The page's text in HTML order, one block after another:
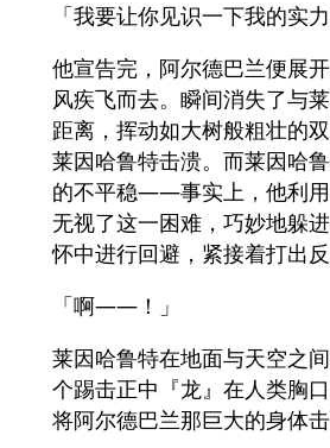
「我要让你见识一下我的实力
他宣告完，阿尔德巴兰便展
风疾飞而去。瞬间消失了与
距离，挥动如大树般粗壮的
莱因哈鲁特击溃。而莱因哈
的不平稳——事实上，他利用
无视了这一困难，巧妙地躲
怀中进行回避，紧接着打出反
「啊——！」
莱因哈鲁特在地面与天空之
个踢击正中『龙』在人类胸
将阿尔德巴兰那巨大的身体击